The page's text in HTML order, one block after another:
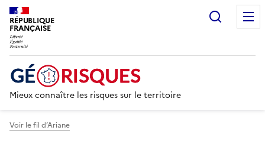
RÉPUBLIQUE
FRANÇAISE
Mieux connaître les risques sur le territoire
Voir le fil d’Ariane